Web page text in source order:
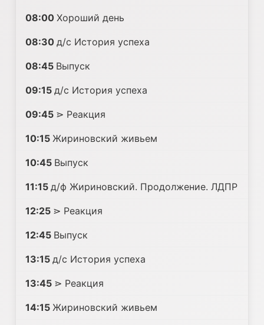
08:00 Хороший день
08:30 д/с История успеха
08:45 Выпуск
09:15 д/с История успеха
09:45 ⋗ Реакция
10:15 Жириновский живьем
10:45 Выпуск
11:15 д/ф Жириновский. Продолжение. ЛДПР
12:25 ⋗ Реакция
12:45 Выпуск
13:15 д/с История успеха
13:45 ⋗ Реакция
14:15 Жириновский живьем